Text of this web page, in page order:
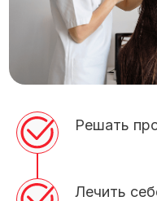
Решать
Лечить